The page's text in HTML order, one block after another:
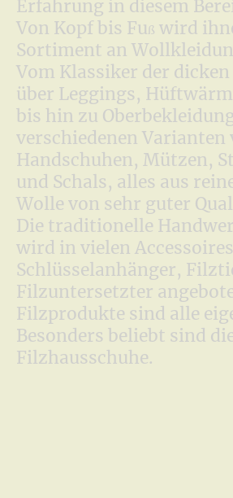
Erfahrung in diesem
Von Kopf bis Fuß wird
Sortiment an
Vom Klassiker der
über Leggings,
bis hin zu
verschiedenen Varianten
Handschuhen, Mützen,
und Schals, alles aus
Wolle von sehr guter
Die traditionelle
wird in vielen
Schlüsselanhänger,
Filzuntersetzter
Filzprodukte sind alle
Besonders beliebt sind
Filzhausschuhe.